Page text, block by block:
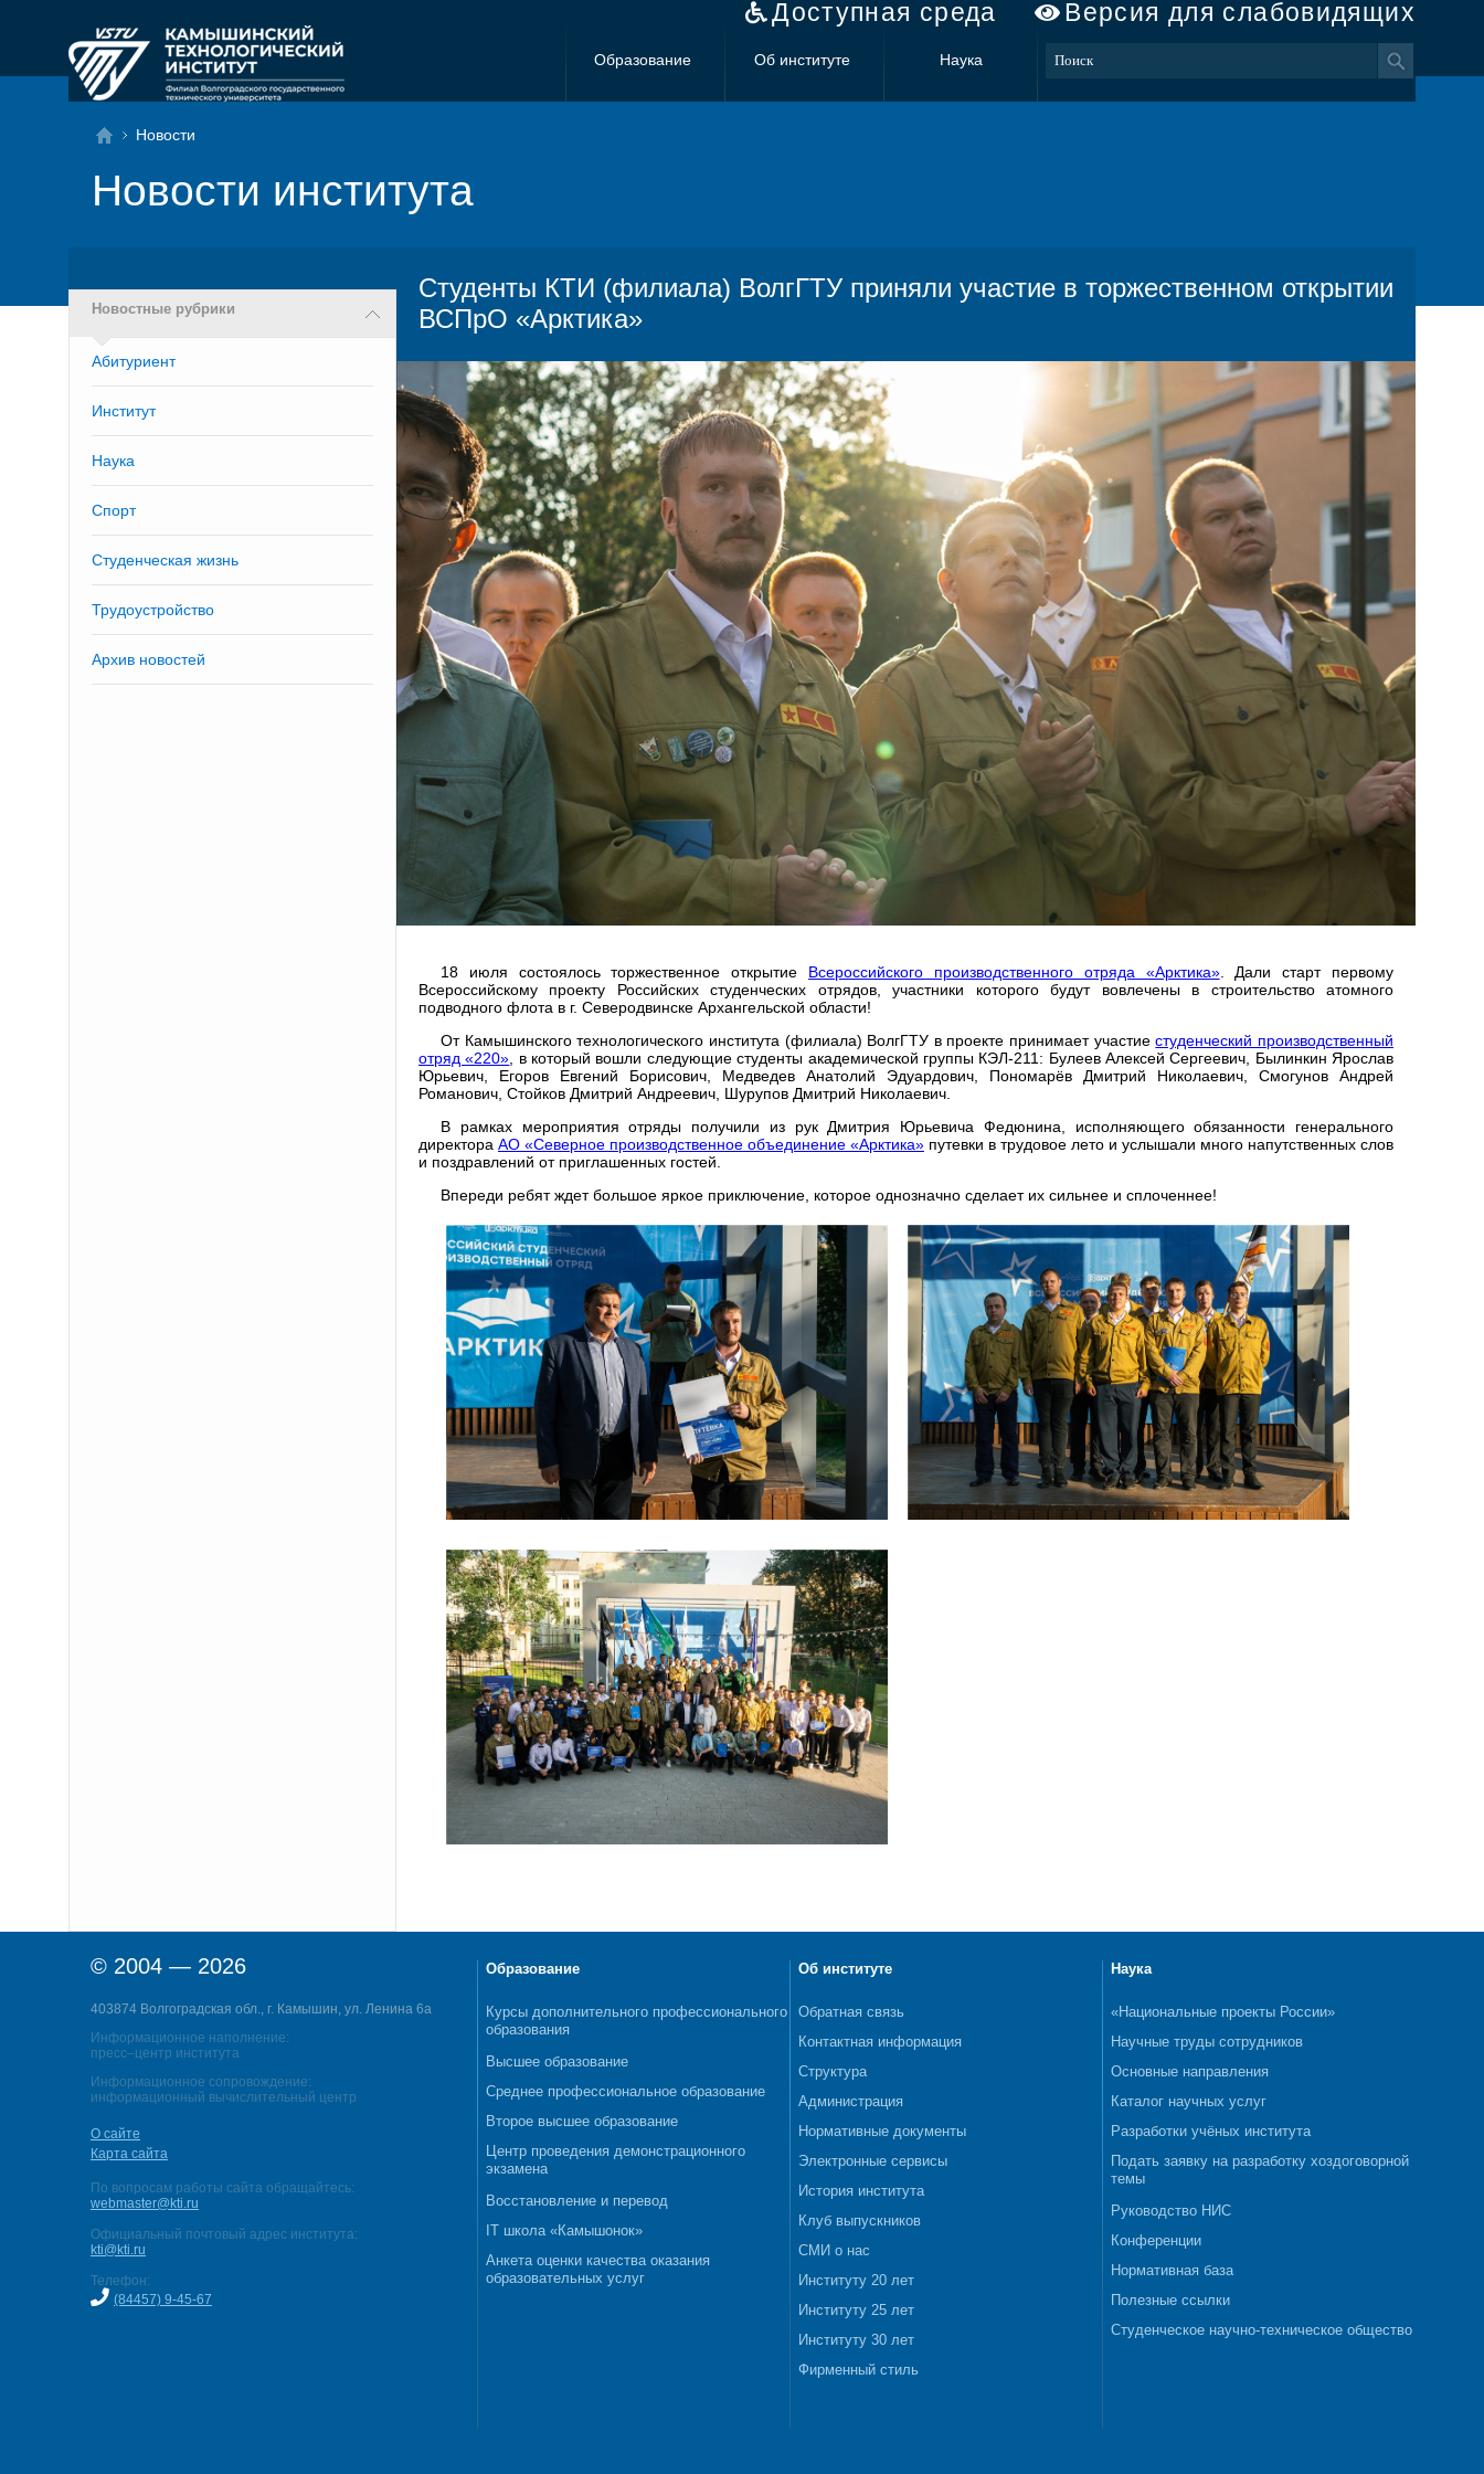
Доступная среда Версия для слабовидящих
Образование Об институте Наука
Новости
Новости института
Новостные рубрики
Абитуриент
Институт
Наука
Спорт
Студенческая жизнь
Трудоустройство
Архив новостей
Студенты КТИ (филиала) ВолгГТУ приняли участие в торжественном открытии
ВСПрО «Арктика»
18 июля состоялось торжественное открытие Всероссийского производственного отряда «Арктика». Дали старт первому
Всероссийскому проекту Российских студенческих отрядов, участники которого будут вовлечены в строительство атомного
подводного флота в г. Северодвинске Архангельской области!
От Камышинского технологического института (филиала) ВолгГТУ в проекте принимает участиестуденческий производственный
отряд «220» , в который вошли следующие студенты академической группы КЭЛ-211: Булеев Алексей Сергеевич, Былинкин Ярослав
Юрьевич, Егоров Евгений Борисович, Медведев Анатолий Эдуардович, Пономарёв Дмитрий Николаевич, Смогунов Андрей
Романович, Стойков Дмитрий Андреевич, Шурупов Дмитрий Николаевич.
В рамках мероприятия отряды получили из рук Дмитрия Юрьевича Федюнина, исполняющего обязанности генерального
директора АО «Северное производственное объединение «Арктика» путевки в трудовое лето и услышали много напутственных слов
и поздравлений от приглашенных гостей.
Впереди ребят ждет большое яркое приключение, которое однозначно сделает их сильнее и сплоченнее!
© 2004 — 2026
403874 Волгоградская обл., г. Камышин, ул. Ленина 6а
Информационное наполнение:
пресс–центр института
Информационное сопровождение:
информационный вычислительный центр
О сайте
Карта сайта
По вопросам работы сайта обращайтесь:
webmaster@kti.ru
Официальный почтовый адрес института:
kti@kti.ru
Телефон:
(84457) 9-45-67
Образование
Курсы дополнительного профессионального
образования
Высшее образование
Среднее профессиональное образование
Второе высшее образование
Центр проведения демонстрационного
экзамена
Восстановление и перевод
IT школа «Камышонок»
Анкета оценки качества оказания
образовательных услуг
Об институте
Обратная связь
Контактная информация
Структура
Администрация
Нормативные документы
Электронные сервисы
История института
Клуб выпускников
СМИ о нас
Институту 20 лет
Институту 25 лет
Институту 30 лет
Фирменный стиль
Наука
«Национальные проекты России»
Научные труды сотрудников
Основные направления
Каталог научных услуг
Разработки учёных института
Подать заявку на разработку хоздоговорной
темы
Руководство НИС
Конференции
Нормативная база
Полезные ссылки
Студенческое научно-техническое общество